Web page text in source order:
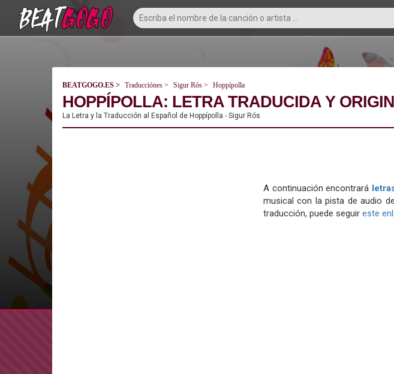
BEATGOGO.ES Traducciónes Sigur Rós Hoppípolla
HOPPÍPOLLA: LETRA TRADUCIDA Y
La Letra y la Traducción al Español de Hoppípolla - Sigur Rós
A continuación encontrará
musical con la pista de audio
traducción, puede seguir este